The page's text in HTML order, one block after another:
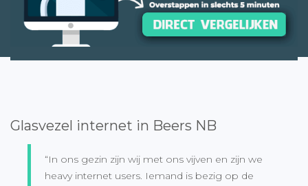
Glasvezel internet in Beers NB
“In ons gezin zijn wij met ons vijven en zijn we
heavy internet users. Iemand is bezig op de